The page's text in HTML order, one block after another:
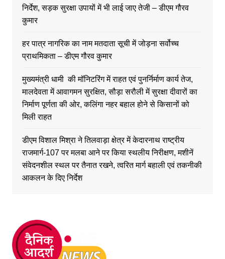
निर्देश, सड़क सुरक्षा उपायों में भी लाई जाए तेजी – डीएम गौरव
कुमार
हर पात्र नागरिक का नाम मतदाता सूची में जोड़ना सर्वोच्च
प्राथमिकता – डीएम गौरव कुमार
मुख्यमंत्री धामी की मॉनिटरिंग में राहत एवं पुनर्निर्माण कार्य तेज,
मालदेवता में आवागमन सुरक्षित, सौड़ा सरौली में सुरक्षा दीवारों का
निर्माण पूर्णता की ओर, कलिंगा नहर बहाल होने से किसानों को
मिली राहत
डीएम विशाल मिश्रा ने तिलवाड़ा क्षेत्र में केदारनाथ राष्ट्रीय
राजमार्ग-107 पर मलबा आने पर किया स्थलीय निरीक्षण, मशीनें
संवेदनशील स्थल पर तैनात रखने, त्वरित मार्ग बहाली एवं तकनीकी
आकलन के दिए निर्देश